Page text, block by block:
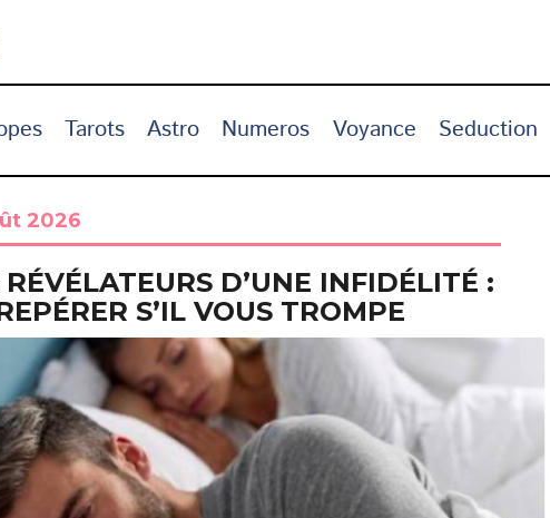
Tarots Astro Numeros Voyance Seduction
2026
RÉVÉLATEURS D’UNE INFIDÉLITÉ :
S’IL VOUS TROMPE